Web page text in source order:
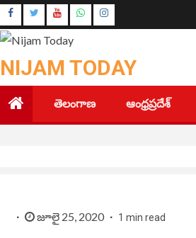
Skip
to
content
Youtube
Instagram
NIJAM TODAY
తెలంగాణ ఆంధ్రప్రదేశ్
జూలై 25, 2020 1 min read